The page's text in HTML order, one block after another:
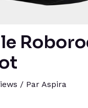
/ Par Aspira